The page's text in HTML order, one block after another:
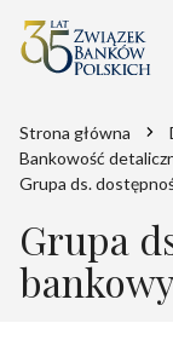
Strona główna
Bankowość
Grupa ds.
Grupa